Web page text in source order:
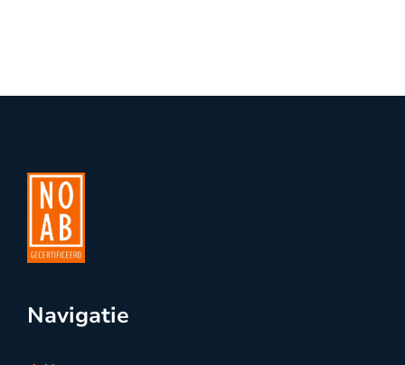
Navigatie
Home
Oplossingen